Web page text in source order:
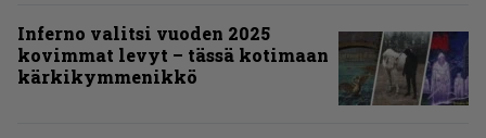
Inferno valitsi vuoden 2025
kovimmat levyt – tässä kotimaan
kärkikymmenikkö